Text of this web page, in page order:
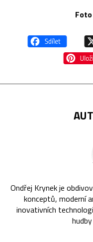
Ondřej Krynek je
konceptů, moderní
inovativních